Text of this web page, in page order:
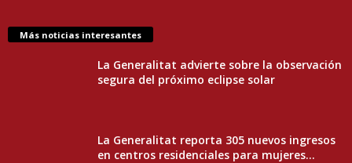
Más noticias interesantes
La Generalitat advierte sobre la observación
segura del próximo eclipse solar
La Generalitat reporta 305 nuevos ingresos
en centros residenciales para mujeres...